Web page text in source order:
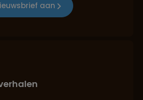
deskundig reisadvies
aan